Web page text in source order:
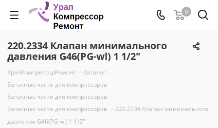
0
220.2334 Клапан минимального
давления G46(PG-wl) 1 1/2"
УралКомпрессорРемонт - Каталог -
Запасные части для компрессоров -
Запасные части для компрессоров -
Запасные части для компрессоров - 220.2334 Клапан минимального
давления G46(PG-wl) 1 1/2"